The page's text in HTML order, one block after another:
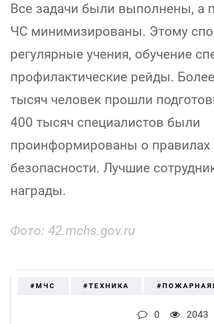
Все задачи были выполнены, а
ЧС минимизированы. Этому
регулярные учения, обучение
профилактические рейды.
тысяч человек прошли
400 тысяч специалистов были
проинформированы о правилах
безопасности. Лучшие
награды.
Фото: 42.mchs.gov.ru
#МЧС #ТЕХНИКА
0 2043